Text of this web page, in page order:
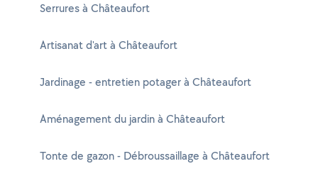
Serrures à Châteaufort
Artisanat d'art à Châteaufort
Jardinage - entretien potager à Châteaufort
Aménagement du jardin à Châteaufort
Tonte de gazon - Débroussaillage à Châteaufort